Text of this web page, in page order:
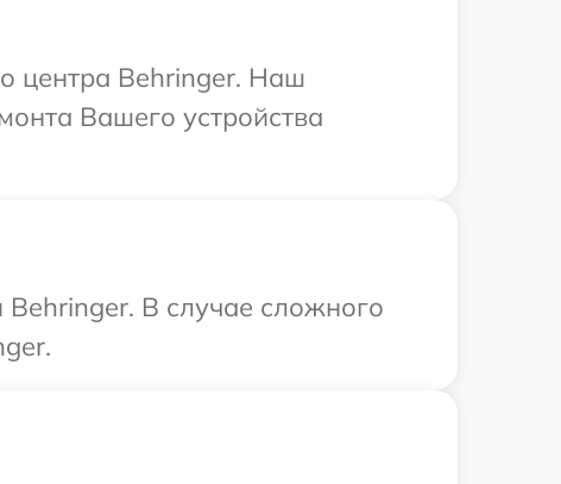
центра Behringer. Наш
Вашего устройства
В случае сложного